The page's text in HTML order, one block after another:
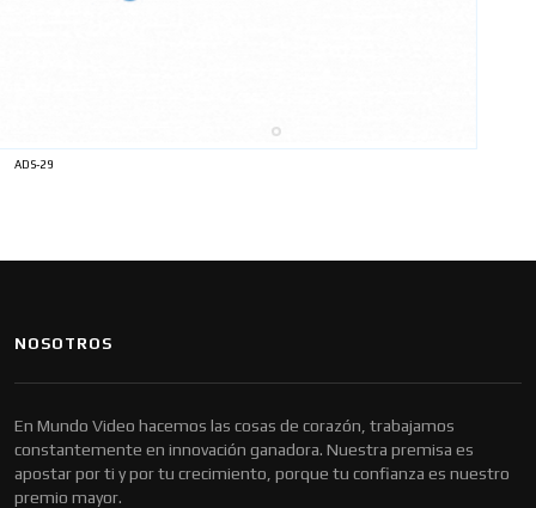
ADS-29
NOSOTROS
En Mundo Video hacemos las cosas de corazón, trabajamos
constantemente en innovación ganadora. Nuestra premisa es
apostar por ti y por tu crecimiento, porque tu confianza es nuestro
premio mayor.